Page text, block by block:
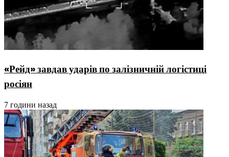
«Рейд» завдав ударів по залізничній логістиці
росіян
7 години назад